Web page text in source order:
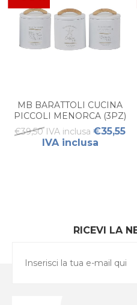
MB BARATTOLI CUCINA
PICCOLI MENORCA (3PZ)
WHITE
€39,50 IVA inclusa €35,55
IVA inclusa
RICEVI LA